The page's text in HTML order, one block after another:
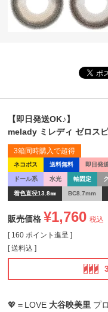
【即日発送OK♪】
melady ミレディ ゼロス
ネコポス 送料無料 即日発
ドール系 水光 軸固定
着色直径13.8㎜ BC8.7mm
3箱同時購入で超得
販売価格 ¥1,760 税込
[ 160 ポイント進呈 ]
送料込
💖＝LOVE 大谷映美里 プ